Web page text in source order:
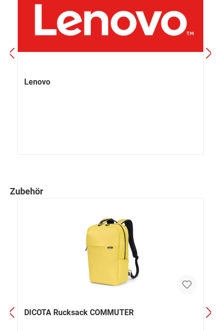
Lenovo
Zubehör
DICOTA Rucksack COMMUTER